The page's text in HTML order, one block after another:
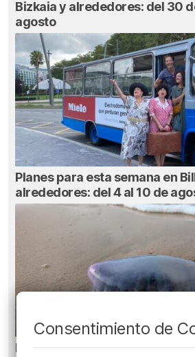
Bizkaia y alrededores: del 30
agosto
Planes para esta semana en
alrededores: del 4 al 10 de
Euskadi registra 27 picaduras
Consentimiento de